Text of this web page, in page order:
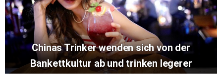
Chinas Trinker wenden sich von der
Bankettkultur ab und trinken legerer